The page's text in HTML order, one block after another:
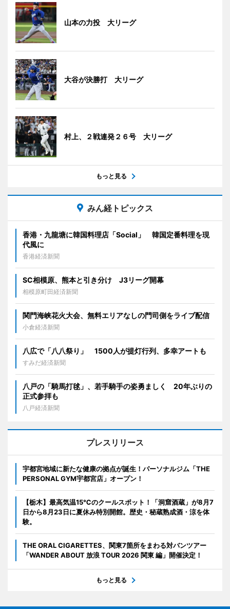
山本の力投 大リーグ
大谷が決勝打 大リーグ
村上、２戦連発２６号 大リーグ
もっと見る
みん経トピックス
香港・九龍塘に韓国料理店「Social」 韓国定番料理を現
代風に
香港経済新聞
SC相模原、熊本と引き分け J3リーグ開幕
相模原町田経済新聞
関門海峡花火大会、無料エリアなしの門司側をライブ配信
小倉経済新聞
八広で「八八祭り」 1500人が提灯行列、多幸アートも
すみだ経済新聞
八戸の「騎馬打毬」、若手騎手の姿勇ましく 20年ぶりの
正式参拝も
八戸経済新聞
プレスリリース
宇都宮地域に新たな健康の拠点が誕生！パーソナルジム「THE
PERSONAL GYM宇都宮店」オープン！
【栃木】最高気温15℃のクールスポット！「洞窟酒蔵」が8月7
日から8月23日に夏休み特別開館。歴史・秘蔵熟成酒・涼を体
験。
THE ORAL CIGARETTES、関東7箇所をまわる対バンツアー
「WANDER ABOUT 放浪 TOUR 2026 関東 編」開催決定！
もっと見る